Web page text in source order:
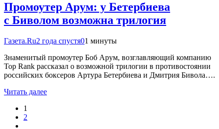
Промоутер Арум: у Бетербиева
с Биволом возможна трилогия
Газета.Ru2 года спустя01 минуты
Знаменитый промоутер Боб Арум, возглавляющий компанию
Top Rank рассказал о возможной трилогии в противостоянии
российских боксеров Артура Бетербиева и Дмитрия Бивола….
Читать далее
1
2